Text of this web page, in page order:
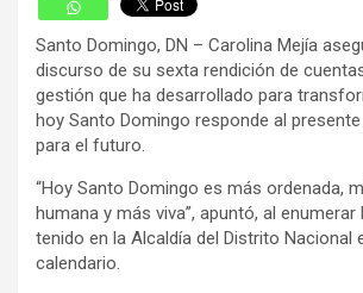
Santo Domingo, DN – Carolina Mejía
discurso de su sexta rendición de
gestión que ha desarrollado para
hoy Santo Domingo responde al
para el futuro.
“Hoy Santo Domingo es más ordenada,
humana y más viva”, apuntó, al
tenido en la Alcaldía del Distrito Nacional
calendario.